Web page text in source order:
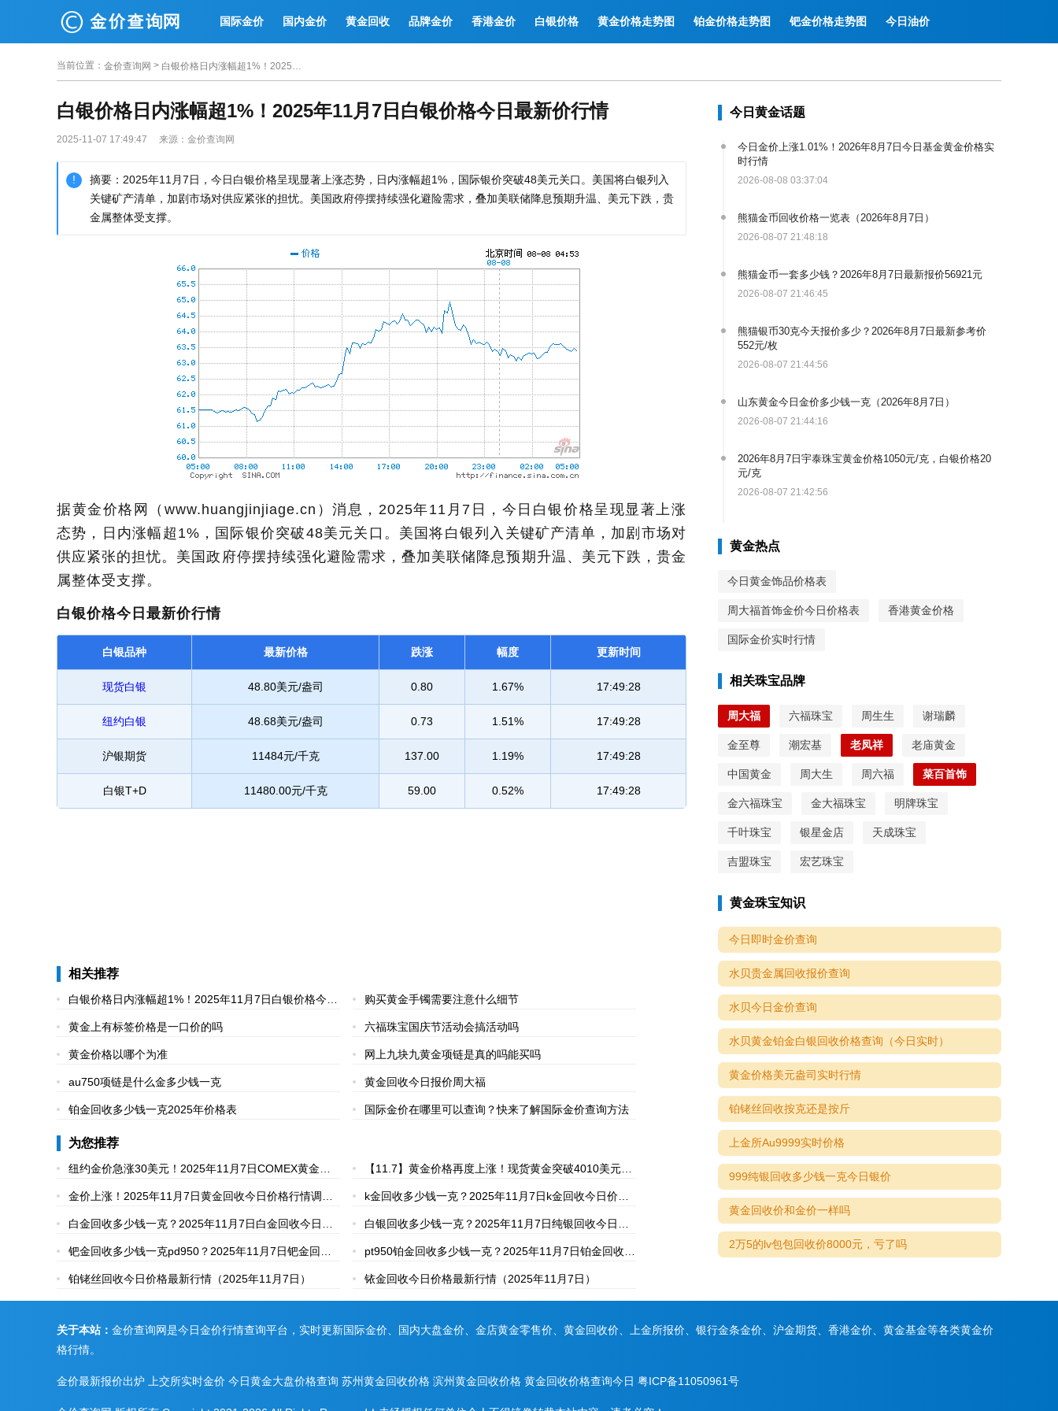
国际金价 国内金价 黄金回收 品牌金价 香港金价 白银价格 黄金价格走势图 铂金价格走势图 钯金价格走势图 今日油价
当前位置 ： 金价查询网 > 白银价格日内涨幅超1%！2025年11月7日白银价格今日最新价行情
白银价格日内涨幅超1%！2025年11月7日白银价格今日最新价行情
2025-11-07 17:49:47 来源：金价查询网
摘要：2025年11月7日，今日白银价格呈现显著上涨态势，日内涨幅超1%，国际银价突破48美元关口。美国将白银列入
关键矿产清单，加剧市场对供应紧张的担忧。美国政府停摆持续强化避险需求，叠加美联储降息预期升温、美元下跌，贵
金属整体受支撑。
据黄金价格网（www.huangjinjiage.cn）消息，2025年11月7日，今日白银价格呈现显著上涨
态势，日内涨幅超1%，国际银价突破48美元关口。美国将白银列入关键矿产清单，加剧市场对
供应紧张的担忧。美国政府停摆持续强化避险需求，叠加美联储降息预期升温、美元下跌，贵金
属整体受支撑。
白银价格今日最新价行情
白银品种 最新价格 跌涨 幅度 更新时间
现货白银 48.80美元/盎司 0.80 1.67% 17:49:28
纽约白银 48.68美元/盎司 0.73 1.51% 17:49:28
沪银期货 11484元/千克 137.00 1.19% 17:49:28
白银T+D 11480.00元/千克 59.00 0.52% 17:49:28
相关推荐
白银价格日内涨幅超1%！2025年11月7日白银价格今日
最新价行情
购买黄金手镯需要注意什么细节
黄金上有标签价格是一口价的吗 六福珠宝国庆节活动会搞活动吗
黄金价格以哪个为准 网上九块九黄金项链是真的吗能买吗
au750项链是什么金多少钱一克 黄金回收今日报价周大福
铂金回收多少钱一克2025年价格表 国际金价在哪里可以查询？快来了解国际金价查询方法
为您推荐
纽约金价急涨30美元！2025年11月7日COMEX黄金期
货突破4000、4010和4020美元/盎司
【11.7】黄金价格再度上涨！现货黄金突破4010美元关
口！金价日内飙升超30美元
金价上涨！2025年11月7日黄金回收今日价格行情调整
（898元/克）
k金回收多少钱一克？2025年11月7日k金回收今日价格
白金回收多少钱一克？2025年11月7日白金回收今日价
格实时行情
白银回收多少钱一克？2025年11月7日纯银回收今日价
钯金回收多少钱一克pd950？2025年11月7日钯金回收
今日价格行情
pt950铂金回收多少钱一克？2025年11月7日铂金回收今
日价格行情
铂铑丝回收今日价格最新行情（2025年11月7日） 铱金回收今日价格最新行情（2025年11月7日）
今日黄金话题
今日金价上涨1.01%！2026年8月7日今日基金黄金价格实
时行情
2026-08-08 03:37:04
熊猫金币回收价格一览表（2026年8月7日）
2026-08-07 21:48:18
熊猫金币一套多少钱？2026年8月7日最新报价56921元
2026-08-07 21:46:45
熊猫银币30克今天报价多少？2026年8月7日最新参考价
552元/枚
2026-08-07 21:44:56
山东黄金今日金价多少钱一克（2026年8月7日）
2026-08-07 21:44:16
2026年8月7日宇泰珠宝黄金价格1050元/克，白银价格20
元/克
2026-08-07 21:42:56
黄金热点
今日黄金饰品价格表
周大福首饰金价今日价格表 香港黄金价格
国际金价实时行情
相关珠宝品牌
周大福 六福珠宝 周生生 谢瑞麟
金至尊 潮宏基 老凤祥 老庙黄金
中国黄金 周大生 周六福 菜百首饰
金六福珠宝 金大福珠宝 明牌珠宝
千叶珠宝 银星金店 天成珠宝
吉盟珠宝 宏艺珠宝
黄金珠宝知识
今日即时金价查询
水贝贵金属回收报价查询
水贝今日金价查询
水贝黄金铂金白银回收价格查询（今日实时）
黄金价格美元盎司实时行情
铂铑丝回收按克还是按斤
上金所Au9999实时价格
999纯银回收多少钱一克今日银价
黄金回收价和金价一样吗
2万5的lv包包回收价8000元，亏了吗
关于本站： 金价查询网是今日金价行情查询平台，实时更新国际金价、国内大盘金价、金店黄金零售价、黄金回收价、上金所报价、银行金条金价、沪金期货、香港金价、黄金基金等各类黄金价
格行情。
金价最新报价出炉 上交所实时金价 今日黄金大盘价格查询 苏州黄金回收价格 滨州黄金回收价格 黄金回收价格查询今日 粤ICP备11050961号